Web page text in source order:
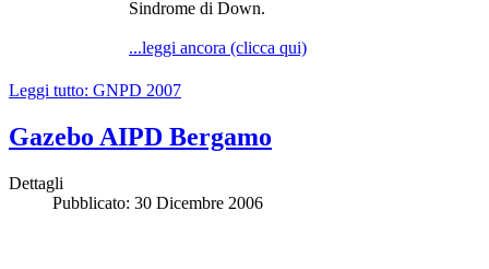
Sindrome di Down.
...leggi ancora (clicca qui)
Leggi tutto: GNPD 2007
Gazebo AIPD Bergamo
Dettagli
Pubblicato: 30 Dicembre 2006